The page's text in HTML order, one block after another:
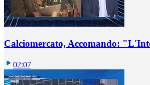
Calciomercato, Accomando:
02:07